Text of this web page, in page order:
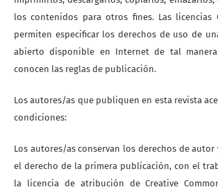
los contenidos para otros fines. Las licencias
permiten especificar los derechos de uso de
abierto disponible en Internet de tal
conocen las reglas de publicación.
Los autores/as que publiquen en esta revista
condiciones:
Los autores/as conservan los derechos de autor
el derecho de la primera publicación, con el
la licencia de atribución de Creative